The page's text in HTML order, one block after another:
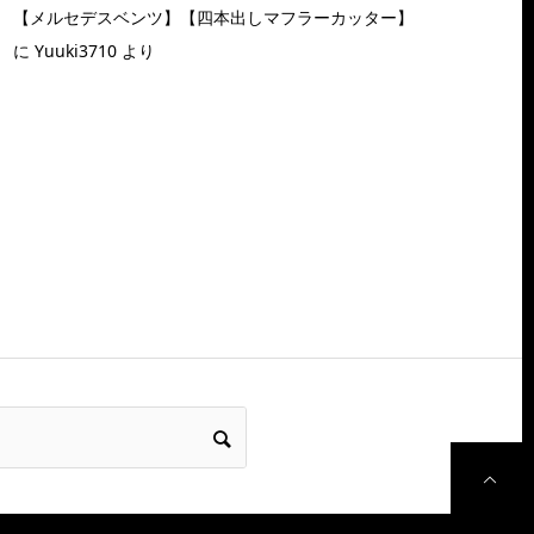
【メルセデスベンツ】【四本出しマフラーカッター】
に Yuuki3710 より